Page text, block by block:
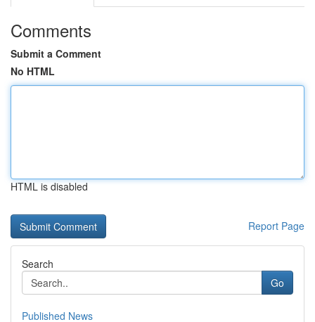
Comments
Submit a Comment
No HTML
HTML is disabled
Report Page
Search
Go
Published News